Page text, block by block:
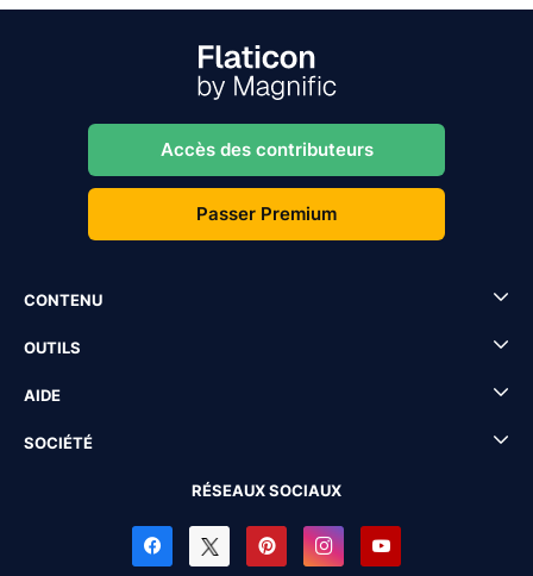
Accès des contributeurs
Passer Premium
CONTENU
OUTILS
AIDE
SOCIÉTÉ
RÉSEAUX SOCIAUX